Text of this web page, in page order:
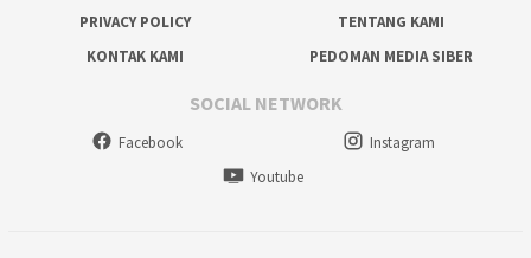
PRIVACY POLICY
TENTANG KAMI
KONTAK KAMI
PEDOMAN MEDIA SIBER
SOCIAL NETWORK
Facebook
Instagram
Youtube